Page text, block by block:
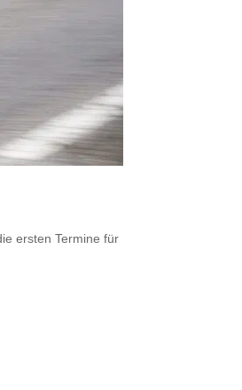
ersten Termine für